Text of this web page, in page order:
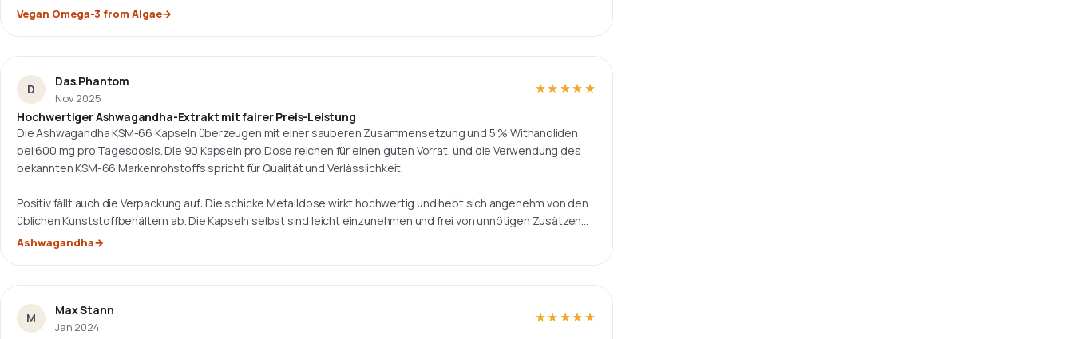
Vegan Omega-3 from Algae
D
Das.Phantom
Nov 2025
★★★★★
★★★★★
Hochwertiger Ashwagandha-Extrakt mit fairer Preis-Leistung
Die Ashwagandha KSM-66 Kapseln überzeugen mit einer sauberen Zusammensetzung und 5 % Withanoliden
bei 600 mg pro Tagesdosis. Die 90 Kapseln pro Dose reichen für einen guten Vorrat, und die Verwendung des
bekannten KSM-66 Markenrohstoffs spricht für Qualität und Verlässlichkeit.
Positiv fällt auch die Verpackung auf: Die schicke Metalldose wirkt hochwertig und hebt sich angenehm von den
üblichen Kunststoffbehältern ab. Die Kapseln selbst sind leicht einzunehmen und frei von unnötigen Zusätzen
oder Allergenen.
ähnlicher Zusammensetzung.
Ich vergebe 5 von 5 Sternen – starkes Preis-Leistungs-Verhältnis, gute Qualität und ansprechende Aufmachung.
Ashwagandha
M
Max Stann
Jan 2024
★★★★★
★★★★★